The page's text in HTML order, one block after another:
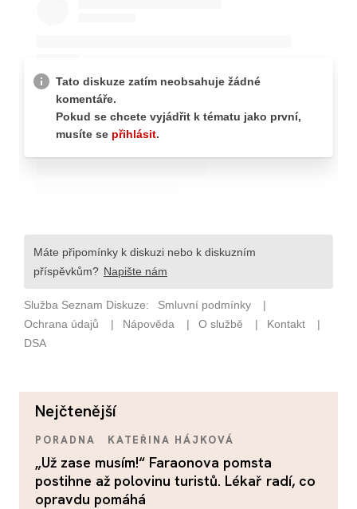
nejčtenější
PORADNA KATEŘINA HÁJKOVÁ
„Už zase musím!“ Faraonova pomsta
postihne až polovinu turistů. Lékař radí, co
opravdu pomáhá